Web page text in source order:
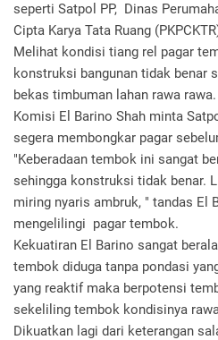
seperti Satpol PP, Dinas
Cipta Karya Tata Ruang
Melihat kondisi tiang rel pagar
konstruksi bangunan tidak benar
bekas timbuman lahan rawa
Komisi El Barino Shah minta
segera membongkar pagar
"Keberadaan tembok ini sangat
sehingga konstruksi tidak benar.
miring nyaris ambruk, " tandas El
mengelilingi pagar tembok.
Kekuatiran El Barino sangat
tembok diduga tanpa pondasi
yang reaktif maka berpotensi
sekeliling tembok kondisinya
Dikuatkan lagi dari keterangan